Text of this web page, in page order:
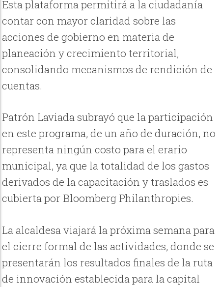
Esta plataforma permitirá a la ciudadanía
contar con mayor claridad sobre las
acciones de gobierno en materia de
planeación y crecimiento territorial,
consolidando mecanismos de rendición de
cuentas.
Patrón Laviada subrayó que la participación
en este programa, de un año de duración, no
representa ningún costo para el erario
municipal, ya que la totalidad de los gastos
derivados de la capacitación y traslados es
cubierta por Bloomberg Philanthropies.
La alcaldesa viajará la próxima semana para
el cierre formal de las actividades, donde se
presentarán los resultados finales de la ruta
de innovación establecida para la capital